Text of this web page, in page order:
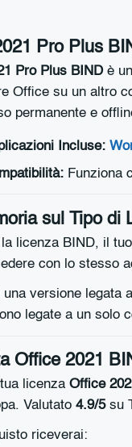
Pro Plus
Pro Plus BINDè
Office su un altro
permanente e
Incluse:
Funziona
sul Tipo di
licenza BIND, il
con lo stesso
una versione legata
legate a un solo
Office 2021
licenza Office
Valutato 4.9/5su
riceverai: